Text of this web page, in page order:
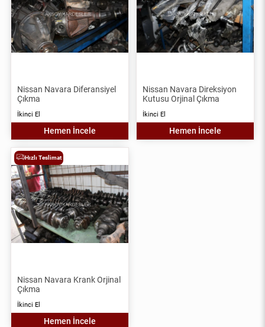
Nissan Navara Diferansiyel
Çıkma
İkinci El
Hemen İncele
Nissan Navara Direksiyon
Kutusu Orjinal Çıkma
İkinci El
Hemen İncele
Hızlı Teslimat
Nissan Navara Krank Orjinal
Çıkma
İkinci El
Hemen İncele